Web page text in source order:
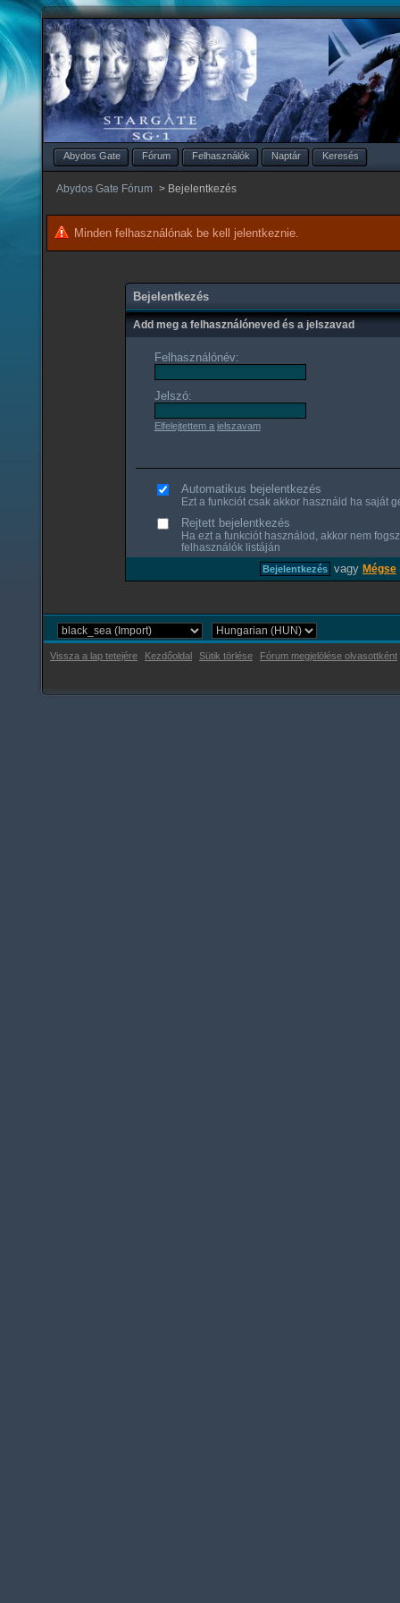
Abydos Gate Fórum Felhasználók Naptár Keresés
Abydos Gate Fórum > Bejelentkezés
Minden felhasználónak be kell jelentkeznie.
Bejelentkezés
Add meg a felhasználóneved és a jelszavad
Felhasználónév:
Jelszó:
Elfelejtettem a jelszavam
Automatikus bejelentkezés
Ezt a funkciót csak akkor használd ha saját
Rejtett bejelentkezés
Ha ezt a funkciót használod, akkor nem
felhasználók listáján
vagy Mégse
Vissza a lap tetejére Kezdőoldal Sütik törlése Fórum megjelölése olvasottként